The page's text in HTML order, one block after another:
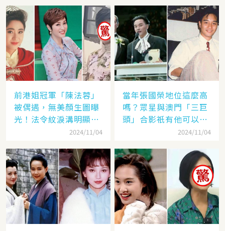
前港姐冠軍「陳法蓉」
被偶遇，無美顏生圖曝
光！法令紋淚溝明顯網
嘆：「絕世美女也會
2024/11/04
當年張國榮地位這麼高
嗎？眾星與澳門「三巨
頭」合影祇有他可以
「坐著」，而且還是C
2024/11/04